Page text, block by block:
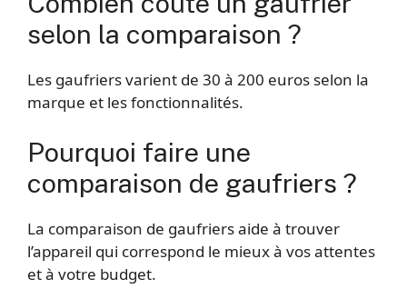
selon la comparaison ?
Les gaufriers varient de 30 à 200 euros selon la
marque et les fonctionnalités.
Pourquoi faire une
comparaison de gaufriers ?
La comparaison de gaufriers aide à trouver
l’appareil qui correspond le mieux à vos attentes
et à votre budget.